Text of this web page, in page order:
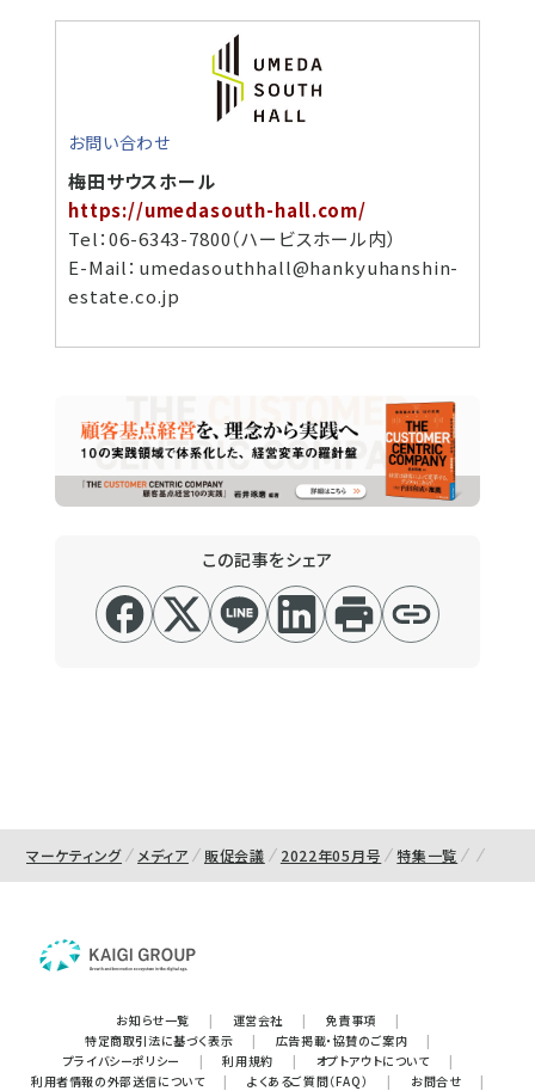
お問い合わせ
梅田サウスホール
https://umedasouth-hall.com/
Tel：06-6343-7800（ハービスホール内）
E-Mail：umedasouthhall@hankyuhanshin-
estate.co.jp
この記事をシェア
マーケティング メディア 販促会議 2022年05月号 特集一覧
お知らせ一覧 | 運営会社 | 免責事項
|
特定商取引法に基づく表示
| 広告掲載・協賛のご案内
|
プライバシーポリシー
| 利用規約 | オプトアウトについて
|
利用者情報の外部送信について
| よくあるご質問（FAQ） | お問合せ |